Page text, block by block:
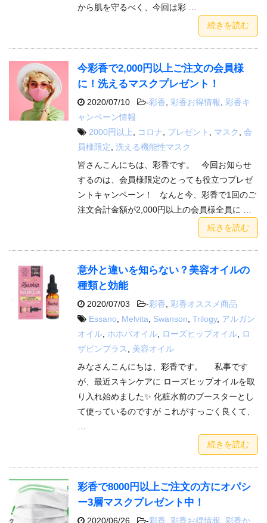
から肌を守るべく、今回は彩 …
続きを読む
今彩香で2,000円以上ご注文の会員様
に！洗えるマスクプレゼント！
2020/07/10 -彩香 彩香お得情報
彩香キ
ャンペーン情報
2000円以上
コロナ プレゼント マスク
会
員様限定 洗える機能性マスク
皆さんこんにちは、彩香です。 今回お知らせ
するのは、会員様限定のとっても役立つプレゼ
ントキャンペーン！ なんと今、彩香で1回のご
注文合計金額が2,000円以上の会員様全員に …
続きを読む
意外と違いを知らない？美容オイルの
種類と効能
2020/07/03 -彩香
彩香オススメ商品
Essano
Melvita Swanson Trilogy, アルガン
オイル ホホバオイル ローズヒップオイル
ロ
ザピンプラス
美容オイル
みなさんこんにちは、彩香です。 私事です
が、最近スキンケアに ローズヒップオイルを取
り入れ始めました✨ 化粧水前のブースターとし
て使っているのですが これがすっごく良くて、
続きを読む
彩香で8000円以上ご注文の方にオパシ
ー3層マスクプレゼント中！
2020/06/26 -彩香 彩香お得情報 彩香か